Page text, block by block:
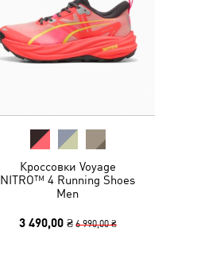
Кроссовки Voyage
NITRO™ 4 Running Shoes
Men
3 490,00 ₴ 6 990,00 ₴